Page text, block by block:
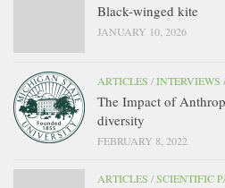
Black-winged kite
JANUARY 10, 2026
ARTICLES /INTERVIEWS /
The Impact of
diversity
FEBRUARY 8, 2022
ARTICLES /SCIENTIFIC